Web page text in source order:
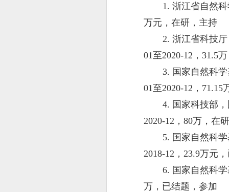
1. 浙江省自然
万元，在研，主持
2. 浙江省科技
01至2020-12，31.5
3. 国家自然科
01至2020-12，71.15
4. 国家科技部
2020-12，80万，在
5. 国家自然科
2018-12，23.9万元
6. 国家自然科
万，已结题，参加